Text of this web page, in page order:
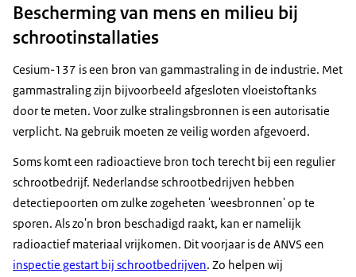
Bescherming van mens en milieu bij
schrootinstallaties
Cesium-137 is een bron van gammastraling in de industrie. Met
gammastraling zijn bijvoorbeeld afgesloten vloeistoftanks
door te meten. Voor zulke stralingsbronnen is een autorisatie
verplicht. Na gebruik moeten ze veilig worden afgevoerd.
Soms komt een radioactieve bron toch terecht bij een regulier
schrootbedrijf. Nederlandse schrootbedrijven hebben
detectiepoorten om zulke zogeheten 'weesbronnen' op te
sporen. Als zo'n bron beschadigd raakt, kan er namelijk
radioactief materiaal vrijkomen. Dit voorjaar is de ANVS een
inspectie gestart bij schrootbedrijven. Zo helpen wij